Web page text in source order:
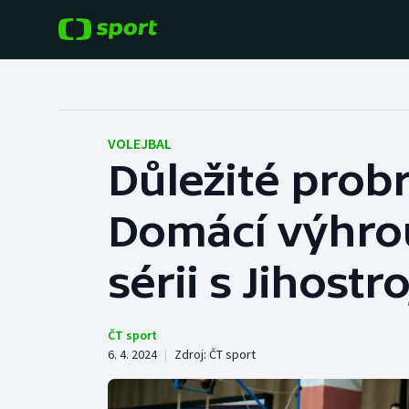
Hokej
Tenis
Atletika
Baseball a softbal
Basketbal
Biatlon
VOLEJBAL
Důležité
Domácí
sérii s
ČT sport
6. 4. 2024 | Zdroj: ČT sport